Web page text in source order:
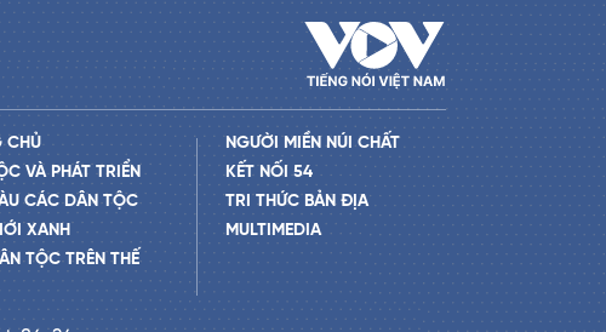
CHỦ
VÀ PHÁT TRIỂN
CÁC DÂN TỘC
XANH
TỘC TRÊN THẾ
NGƯỜI MIỀN NÚI CHẤT
KẾT NỐI 54
TRI THỨC BẢN ĐỊA
MULTIMEDIA